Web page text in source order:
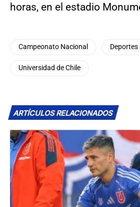
horas, en el estadio
Campeonato Nacional
Universidad de Chile
ARTÍCULOS RELACIONADOS